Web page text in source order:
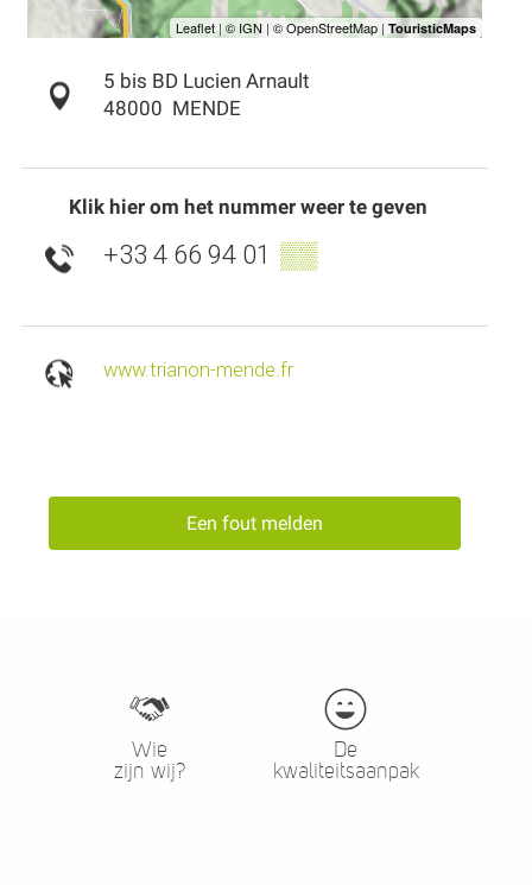
5 bis BD Lucien Arnault
48000 MENDE
Klik hier om het nummer weer te geven
+33 4 66 94 01 ▒▒
www.trianon-mende.fr
Een fout melden
Wie
zijn wij?
De
kwaliteitsaanpak